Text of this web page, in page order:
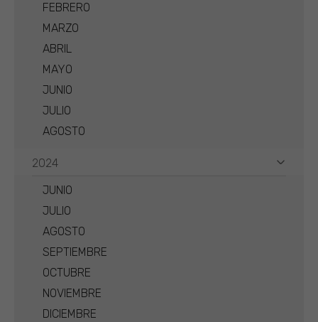
FEBRERO
MARZO
ABRIL
MAYO
JUNIO
JULIO
AGOSTO
2024
JUNIO
JULIO
AGOSTO
SEPTIEMBRE
OCTUBRE
NOVIEMBRE
DICIEMBRE